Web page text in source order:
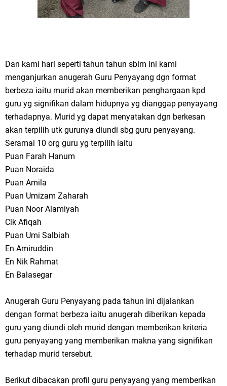
Dan kami hari seperti tahun tahun sblm ini kami
menganjurkan anugerah Guru Penyayang dgn format
berbeza iaitu murid akan memberikan penghargaan kpd
guru yg signifikan dalam hidupnya yg dianggap penyayang
terhadapnya. Murid yg dapat menyatakan dgn berkesan
akan terpilih utk gurunya diundi sbg guru penyayang.
Seramai 10 org guru yg terpilih iaitu
Puan Farah Hanum
Puan Noraida
Puan Amila
Puan Umizam Zaharah
Puan Noor Alamiyah
Cik Afiqah
Puan Umi Salbiah
En Amiruddin
En Nik Rahmat
En Balasegar
Anugerah Guru Penyayang pada tahun ini dijalankan
dengan format berbeza iaitu anugerah diberikan kepada
guru yang diundi oleh murid dengan memberikan kriteria
guru penyayang yang memberikan makna yang signifikan
terhadap murid tersebut.
Berikut dibacakan profil guru penyayang yang memberikan